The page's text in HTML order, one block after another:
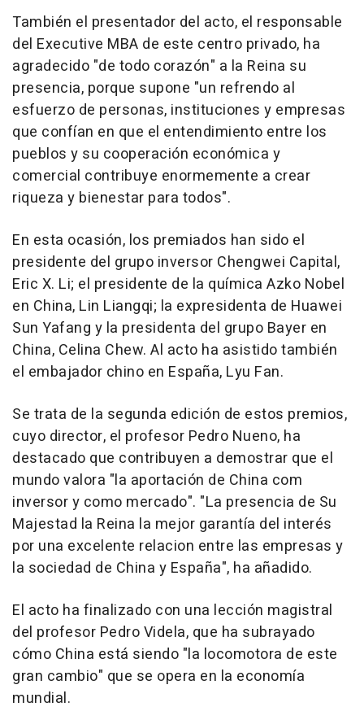
También el presentador del acto, el responsable
del Executive MBA de este centro privado, ha
agradecido "de todo corazón" a la Reina su
presencia, porque supone "un refrendo al
esfuerzo de personas, instituciones y empresas
que confían en que el entendimiento entre los
pueblos y su cooperación económica y
comercial contribuye enormemente a crear
riqueza y bienestar para todos".
En esta ocasión, los premiados han sido el
presidente del grupo inversor Chengwei Capital,
Eric X. Li; el presidente de la química Azko Nobel
en China, Lin Liangqi; la expresidenta de Huawei
Sun Yafang y la presidenta del grupo Bayer en
China, Celina Chew. Al acto ha asistido también
el embajador chino en España, Lyu Fan.
Se trata de la segunda edición de estos premios,
cuyo director, el profesor Pedro Nueno, ha
destacado que contribuyen a demostrar que el
mundo valora "la aportación de China com
inversor y como mercado". "La presencia de Su
Majestad la Reina la mejor garantía del interés
por una excelente relacion entre las empresas y
la sociedad de China y España", ha añadido.
El acto ha finalizado con una lección magistral
del profesor Pedro Videla, que ha subrayado
cómo China está siendo "la locomotora de este
gran cambio" que se opera en la economía
mundial.